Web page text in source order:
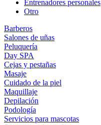
Entrenadores personales
Otro
Barberos
Salones de uñas
Peluquería
Day SPA
Cejas y pestañas
Masaje
Cuidado de la piel
Maquillaje
Depilación
Podología
Servicios para mascotas